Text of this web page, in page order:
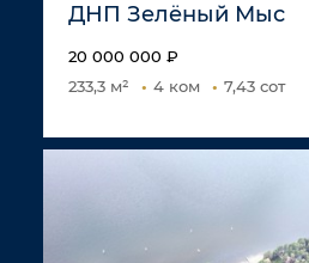
ДНП Зелёный Мыс
20 000 000 ₽
233,3 м²
4 ком 7,43 сот